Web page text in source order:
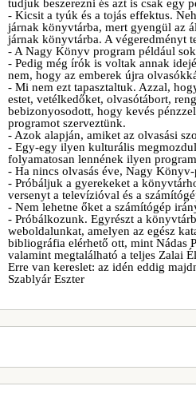
tudjuk beszerezni és azt is csak egy
- Kicsit a tyúk és a tojás effektus.
járnak könyvtárba, mert gyengül az
járnak könyvtárba. A végeredményt
- A Nagy Könyv program például
- Pedig még írók is voltak annak
nem, hogy az emberek újra
- Mi nem ezt tapasztaltuk. Azzal,
estet, vetélkedőket, olvasótábort,
bebizonyosodott, hogy kevés
programot szerveztünk.
- Azok alapján, amiket az olvasási
- Egy-egy ilyen kulturális
folyamatosan lennének ilyen
- Ha nincs olvasás éve, Nagy
- Próbáljuk a gyerekeket a
versenyt a televízióval és a
- Nem lehetne őket a számítógép
- Próbálkozunk. Egyrészt a
weboldalunkat, amelyen az egész
bibliográfia elérhető ott, mint Nádas
valamint megtalálható a teljes Zalai
Erre van kereslet: az idén eddig
Szablyár Eszter